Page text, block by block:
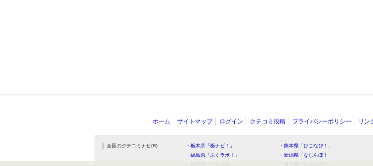
ホーム サイトマップ ログイン クチコミ投稿 プライバシーポリシー リン
全国のクチコミナビ(R) ・栃木県「栃ナビ！」 ・熊本県「ひごなび！」
・福島県「ふくラボ！」
・新潟県「なじらぼ！」